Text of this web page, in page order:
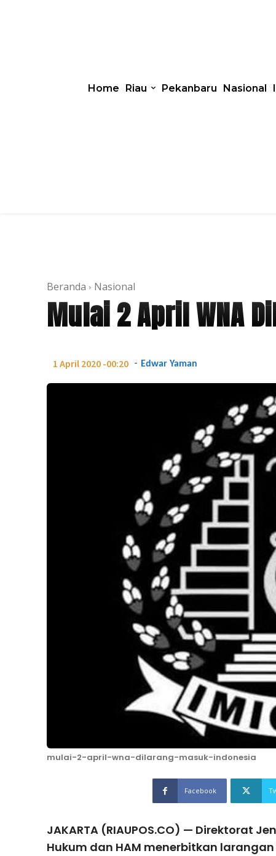
Home Riau Pekanbaru Nasional
Beranda Nasional
Mulai 2 April WNA
1 April 2020 -00:20 - Edwar Yaman
mulai-2-april-wna-dilarang-masuk-indonesia
Facebook
JAKARTA (RIAUPOS.CO) — Direktorat
Hukum dan HAM menerbitkan